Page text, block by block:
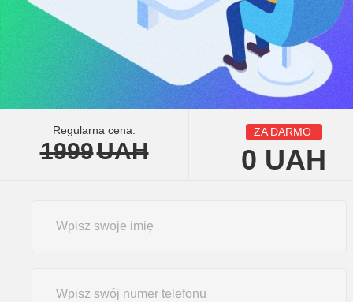
Regularna cena:
1999UAH
ZA DARMO
0 UAH